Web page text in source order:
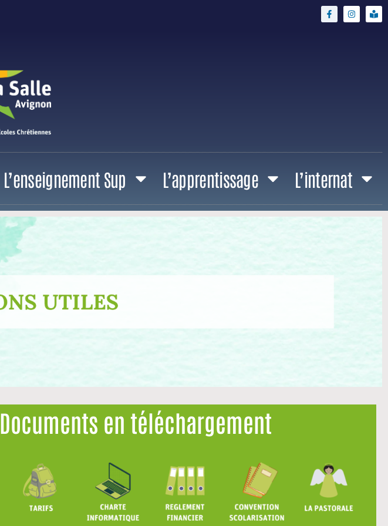
L’enseignement Sup L’apprentissage L’internat
Documents en téléchargement